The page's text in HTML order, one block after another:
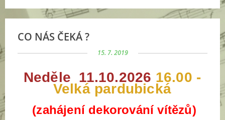
CO NÁS ČEKÁ ?
15. 7. 2019
Neděle 11.10.2026 16.00 -
Velká pardubická
(zahájení dekorování vítězů)